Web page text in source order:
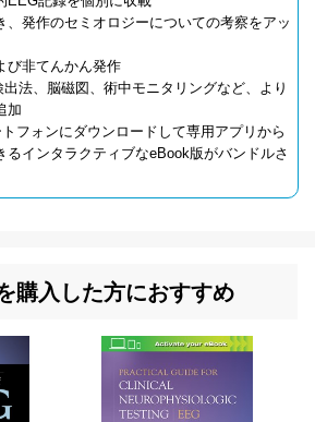
、発作のセミオロジーについての考察をアッ
び非てんかん発作
法、脳磁図、術中モニタリングなど、より
加
フォンにダウンロードして専用アプリから
るインタラクティブなeBook版がバンドルさ
購入した方におすすめ